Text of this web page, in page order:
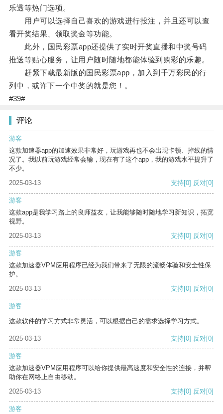
乐透等热门选项。
用户可以选择自己喜欢的游戏进行投注，并且还可以查
看开奖结果、领取奖金等功能。
此外，国民彩票app还提供了实时开奖直播和中奖号码
推送等贴心服务，让用户随时随地都能体验到购彩的乐趣。
赶紧下载最新版的国民彩票app，加入到千万彩民的行
列中，或许下一个中奖的就是您！。
#39#
评论
游客
这款加速器app的加速效果非常好，玩游戏再也不会出现卡顿、掉线的情
况了。我以前玩游戏经常会输，现在有了这个app，我的游戏水平提升了
不少。
2025-03-13
支持[0] 反对[0]
游客
这款app是我学习路上的良师益友，让我能够随时随地学习新知识，拓宽
视野。
2025-03-13
支持[0] 反对[0]
游客
这款加速器VPM应用程序已经为我们带来了无限的流畅体验和安全性保
护。
2025-03-13
支持[0] 反对[0]
游客
这款软件的学习方式非常灵活，可以根据自己的需求选择学习方式。
2025-03-13 支持[0] 反对[0]
游客
这款加速器VPM应用程序可以给你提供最高速度和安全性的连接，并帮
助你在网络上自由移动。
2025-03-13
支持[0] 反对[0]
游客